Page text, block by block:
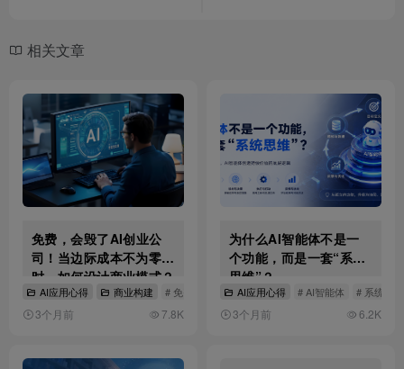
相关文章
免费，会毁了AI创业公
司！当边际成本不为零
时，如何设计商业模式？
AI应用心得 商业构建 # 免费模式 # 商业模式 # 边际成本
3个月前 7.8K
为什么AI智能体不是一
个功能，而是一套“系统
思维”？
AI应用心得 # AI智能体 # 系统思维
3个月前 6.2K